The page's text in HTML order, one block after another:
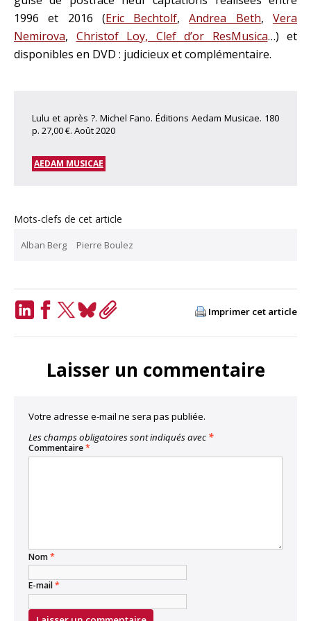
1996 et 2016 (Eric Bechtolf,Andrea Beth,Vera
Nemirova, Christof Loy, Clef d’or ResMusica…) et
disponibles en DVD : judicieux et complémentaire.
Lulu et après ?. Michel Fano. Éditions Aedam Musicae. 180
p. 27,00 €. Août 2020
AEDAM MUSICAE
Mots-clefs de cet article
Alban Berg Pierre Boulez
Imprimer cet article
Laisser un commentaire
Votre adresse e-mail ne sera pas publiée.
Les champs obligatoires sont indiqués avec *
Commentaire*
Nom*
E-mail*